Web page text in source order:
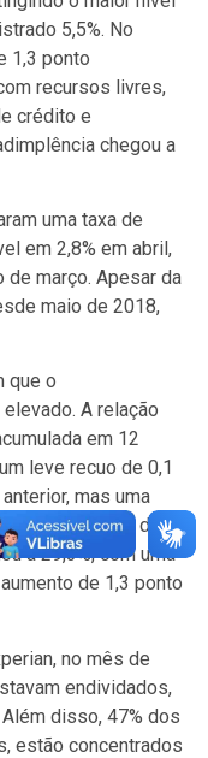
5,5%. No
1,3 ponto
recursos livres,
crédito e
chegou a
uma taxa de
em 2,8% em abril,
março. Apesar da
maio de 2018,
que o
A relação
em 12
leve recuo de 0,1
mas uma
da
a 29,3%, com uma
de 1,3 ponto
no mês de
endividados,
disso, 47% dos
estão concentrados